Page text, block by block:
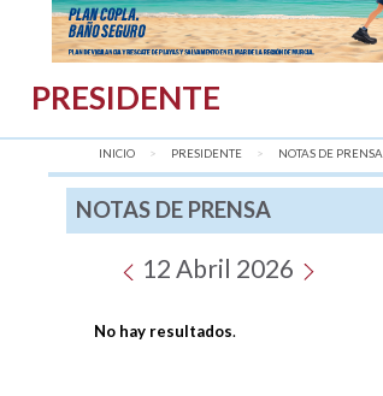
PRESIDENTE
INICIO PRESIDENTE AQUÍ:
NOTAS DE PRENSA
NOTAS DE PRENSA
12 Abril 2026
No hay resultados.